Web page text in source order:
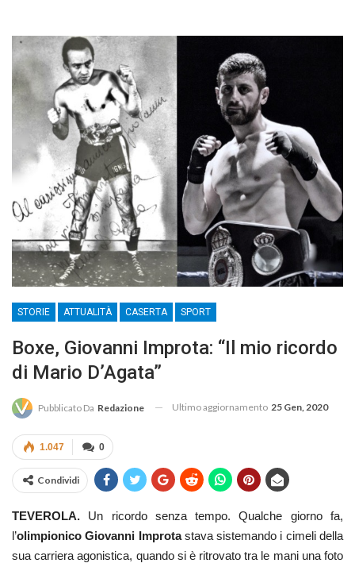
STORIE ATTUALITÀ CASERTA SPORT
Boxe, Giovanni Improta: “Il mio ricordo
di Mario D’Agata”
Pubblicato Da Redazione Ultimo aggiornamento 25 Gen, 2020
0
1.047
Condividi
TEVEROLA. Un ricordo senza tempo. Qualche giorno fa,
l’olimpionico Giovanni Improtastava sistemando i cimeli della
sua carriera agonistica, quando si è ritrovato tra le mani una foto